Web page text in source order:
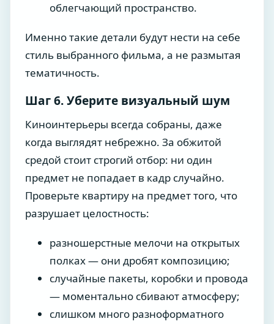
облегчающий пространство.
Именно такие детали будут нести на себе
стиль выбранного фильма, а не размытая
тематичность.
Шаг 6. Уберите визуальный шум
Киноинтерьеры всегда собраны, даже
когда выглядят небрежно. За обжитой
средой стоит строгий отбор: ни один
предмет не попадает в кадр случайно.
Проверьте квартиру на предмет того, что
разрушает целостность:
разношерстные мелочи на открытых
полках — они дробят композицию;
случайные пакеты, коробки и провода
— моментально сбивают атмосферу;
слишком много разноформатного